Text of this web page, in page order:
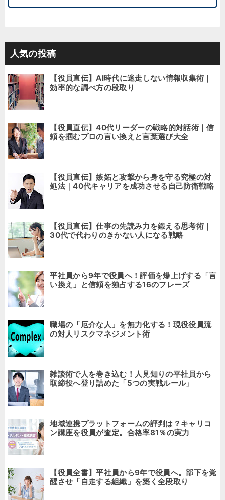
人気の投稿
【役員直伝】AI時代に迷走しない情報収集術｜
効率的な調べ方の段取り
【役員直伝】40代リーダーの戦略的対話術｜信
頼を掴むプロの言い換えと言葉選び大全
【役員直伝】嫉妬と攻撃から身を守る究極の対
処法｜40代キャリアを成功させる自己防衛戦略
【役員直伝】仕事の先読み力を鍛える思考術｜
30代で代わりのきかない人になる戦略
平社員から9年で役員へ！評価を爆上げする「言
い換え」と信頼を独占する16のフレーズ
職場の「厄介な人」を無力化する！現役役員流
の対人リスクマネジメント術
雑談術で人を巻き込む！人見知りの平社員から
取締役へ登り詰めた「5つの実戦ルール」
地域連携プラットフォームの評判は？キャリコ
ン講座を役員が査定。合格率81％の実力
【役員全書】平社員から9年で役員へ。部下を覚
醒させ「自走する組織」を築く全段取り